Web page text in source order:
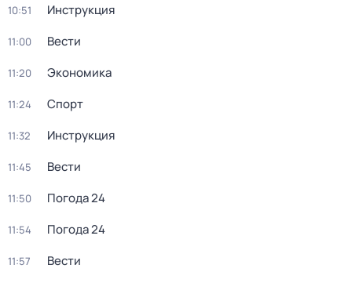
10:51 Инструкция
11:00 Вести
11:20 Экономика
11:24 Спорт
11:32 Инструкция
11:45 Вести
11:50 Погода 24
11:54 Погода 24
11:57 Вести